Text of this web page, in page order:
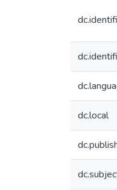
dc.local